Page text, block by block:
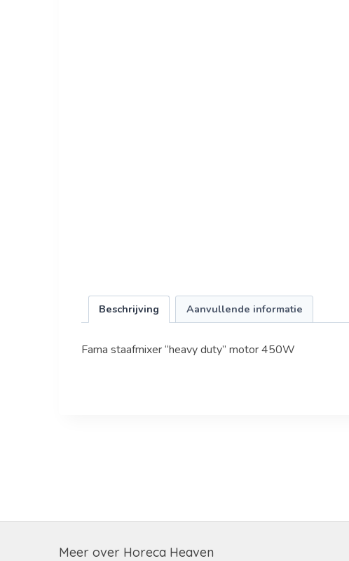
Beschrijving Aanvullende informatie
Fama staafmixer “heavy duty” motor 450W
Meer over Horeca Heaven